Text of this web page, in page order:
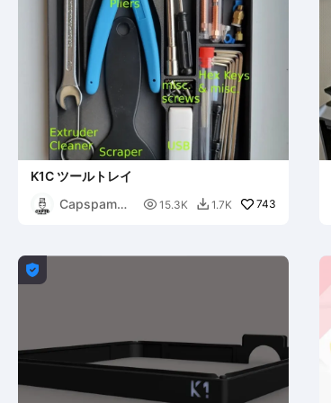
K1C ツールトレイ
Capspam3
 15.3K  1.7K 743
